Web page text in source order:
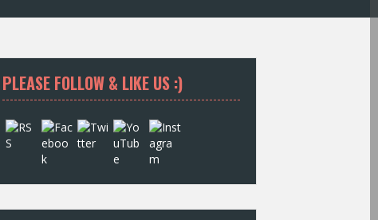
PLEASE FOLLOW & LIKE US :)